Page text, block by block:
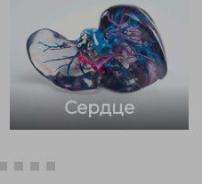
Сердце